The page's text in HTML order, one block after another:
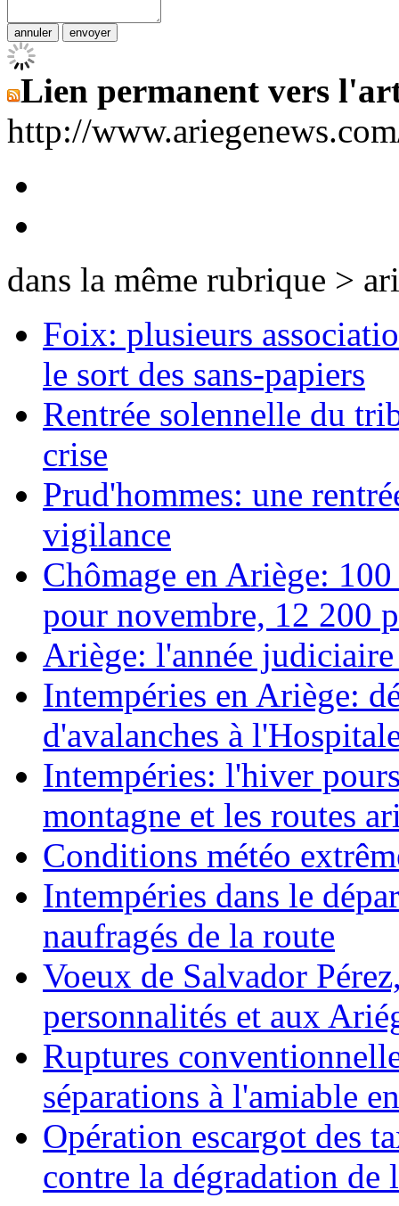
Lien permanent vers
http://
dans la même rubrique >
Foix: plusieurs
le sort des sans-papiers
Rentrée solennelle du
crise
Prud'hommes: une
vigilance
Chômage en Ariège:
pour novembre, 12 200
Ariège: l'année
Intempéries en Ariège:
d'avalanches à
Intempéries: l'hiver
montagne et les routes
Conditions météo
Intempéries dans le
naufragés de la route
Voeux de Salvador
personnalités et aux
Ruptures
séparations à l'amiable
Opération escargot des
contre la dégradation de